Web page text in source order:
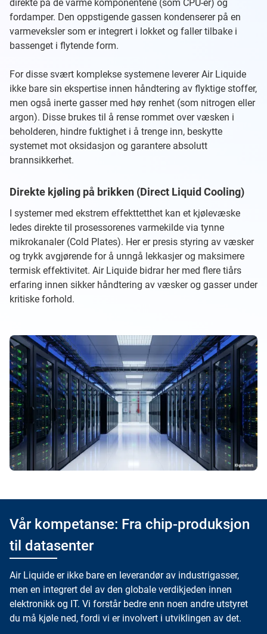
direkte på de varme komponentene (som CPU-er) og
fordamper. Den oppstigende gassen kondenserer på en
varmeveksler som er integrert i lokket og faller tilbake i
bassenget i flytende form.
For disse svært komplekse systemene leverer Air Liquide
ikke bare sin ekspertise innen håndtering av flyktige stoffer,
men også inerte gasser med høy renhet (som nitrogen eller
argon). Disse brukes til å rense rommet over væsken i
beholderen, hindre fuktighet i å trenge inn, beskytte
systemet mot oksidasjon og garantere absolutt
brannsikkerhet.
Direkte kjøling på brikken (Direct Liquid Cooling)
I systemer med ekstrem effekttetthet kan et kjølevæske
ledes direkte til prosessorenes varmekilde via tynne
mikrokanaler (Cold Plates). Her er presis styring av væsker
og trykk avgjørende for å unngå lekkasjer og maksimere
termisk effektivitet. Air Liquide bidrar her med flere tiårs
erfaring innen sikker håndtering av væsker og gasser under
kritiske forhold.
Vår kompetanse: Fra chip-produksjon
til datasenter
Air Liquide er ikke bare en leverandør av industrigasser,
men en integrert del av den globale verdikjeden innen
elektronikk og IT. Vi forstår bedre enn noen andre utstyret
du må kjøle ned, fordi vi er involvert i utviklingen av det.